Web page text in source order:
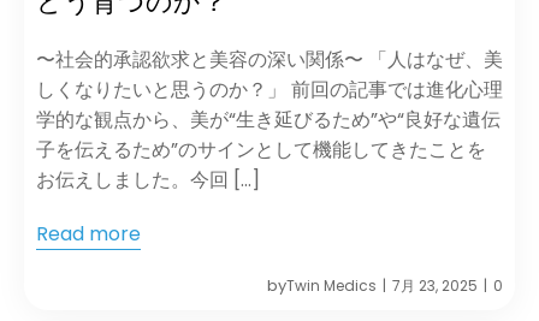
〜社会的承認欲求と美容の深い関係〜 「人はなぜ、美
しくなりたいと思うのか？」 前回の記事では進化心理
学的な観点から、美が“生き延びるため”や“良好な遺伝
子を伝えるため”のサインとして機能してきたことを
お伝えしました。今回 […]
Read more
byTwin Medics | 7月 23, 2025 | 0